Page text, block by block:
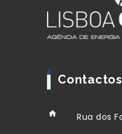
Contactos
Rua dos